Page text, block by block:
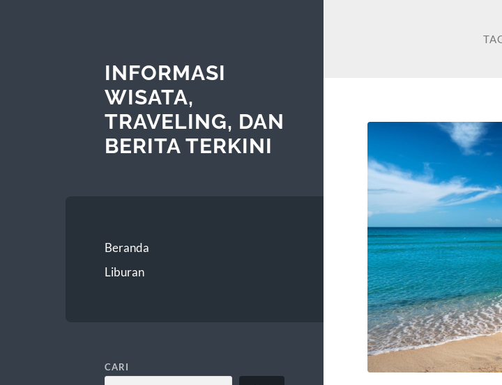
INFORMASI
WISATA,
TRAVELING, DAN
BERITA TERKINI
Beranda
Liburan
CARI